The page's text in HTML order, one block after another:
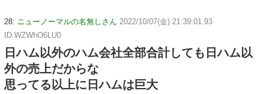
28: ニューノーマルの名無しさん 2022/10/07(金) 21:39:01.93
ID:WZWhO6LU0
日ハム以外のハム会社全部合計しても日ハム以
外の売上だからな
思ってる以上に日ハムは巨大